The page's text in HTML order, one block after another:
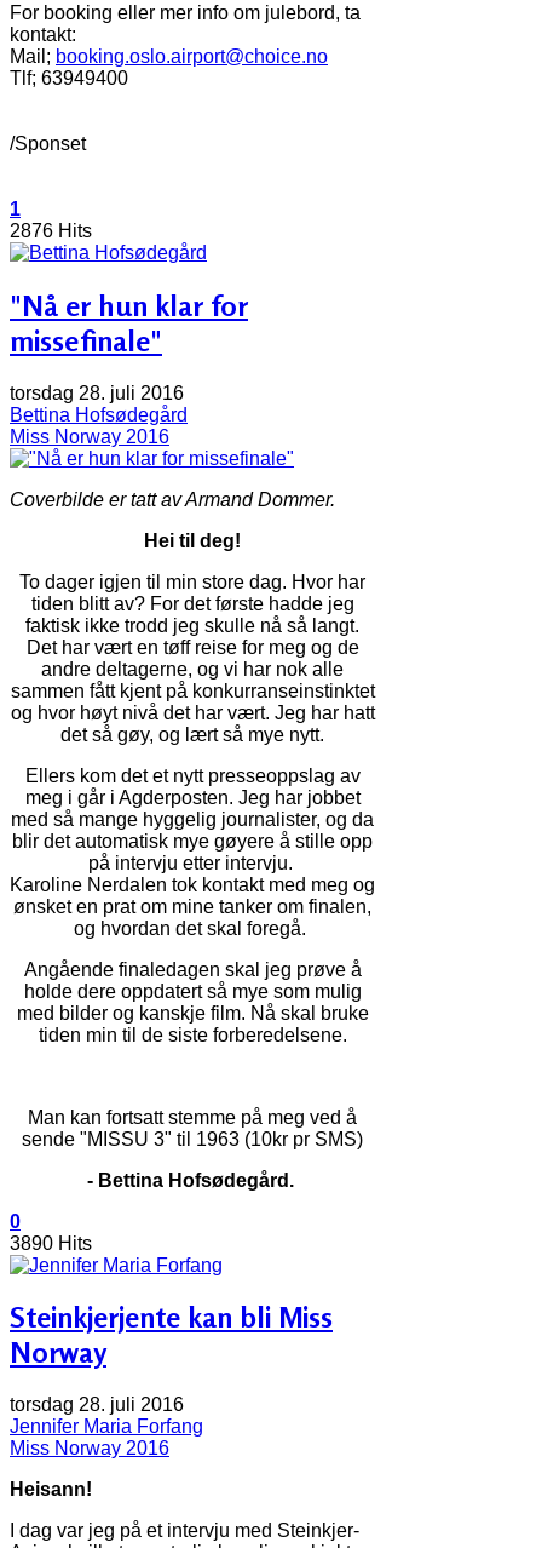
For booking eller mer info om julebord, ta
kontakt:
Mail; booking.oslo.airport@choice.no
Tlf; 63949400
/Sponset
1
2876 Hits
"Nå er hun klar for
missefinale"
torsdag 28. juli 2016
Bettina Hofsødegård
Miss Norway 2016
Coverbilde er tatt av Armand Dommer.
Hei til deg!
To dager igjen til min store dag. Hvor har
tiden blitt av? For det første hadde jeg
faktisk ikke trodd jeg skulle nå så langt.
Det har vært en tøff reise for meg og de
andre deltagerne, og vi har nok alle
sammen fått kjent på konkurranseinstinktet
og hvor høyt nivå det har vært. Jeg har hatt
det så gøy, og lært så mye nytt.
Ellers kom det et nytt presseoppslag av
meg i går i Agderposten. Jeg har jobbet
med så mange hyggelig journalister, og da
blir det automatisk mye gøyere å stille opp
på intervju etter intervju.
Karoline Nerdalen tok kontakt med meg og
ønsket en prat om mine tanker om finalen,
og hvordan det skal foregå.
Angående finaledagen skal jeg prøve å
holde dere oppdatert så mye som mulig
med bilder og kanskje film. Nå skal bruke
tiden min til de siste forberedelsene.
Man kan fortsatt stemme på meg ved å
sende "MISSU 3" til 1963 (10kr pr SMS)
- Bettina Hofsødegård.
0
3890 Hits
Steinkjerjente kan bli Miss
Norway
torsdag 28. juli 2016
Jennifer Maria Forfang
Miss Norway 2016
Heisann!
I dag var jeg på et intervju med Steinkjer-